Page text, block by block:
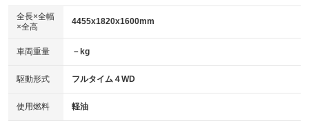
：装備なし
パワーウィンドウ
アイドリングストップ
：装備あり
USB入力端子
：装備あり
100V電源
：装備なし
アルミホイール：17インチ
：装備あり
HID(キセノンライト)
バックカメラ
全長×全幅
×全高
4455x1820x1600mm
車両重量 －kg
駆動形式 フルタイム４WD
使用燃料 軽油